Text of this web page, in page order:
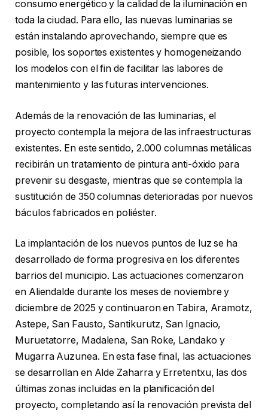
consumo energético y la calidad de la iluminación en
toda la ciudad. Para ello, las nuevas luminarias se
están instalando aprovechando, siempre que es
posible, los soportes existentes y homogeneizando
los modelos con el fin de facilitar las labores de
mantenimiento y las futuras intervenciones.
Además de la renovación de las luminarias, el
proyecto contempla la mejora de las infraestructuras
existentes. En este sentido, 2.000 columnas metálicas
recibirán un tratamiento de pintura anti-óxido para
prevenir su desgaste, mientras que se contempla la
sustitución de 350 columnas deterioradas por nuevos
báculos fabricados en poliéster.
La implantación de los nuevos puntos de luz se ha
desarrollado de forma progresiva en los diferentes
barrios del municipio. Las actuaciones comenzaron
en Aliendalde durante los meses de noviembre y
diciembre de 2025 y continuaron en Tabira, Aramotz,
Astepe, San Fausto, Santikurutz, San Ignacio,
Muruetatorre, Madalena, San Roke, Landako y
Mugarra Auzunea. En esta fase final, las actuaciones
se desarrollan en Alde Zaharra y Erretentxu, las dos
últimas zonas incluidas en la planificación del
proyecto, completando así la renovación prevista del